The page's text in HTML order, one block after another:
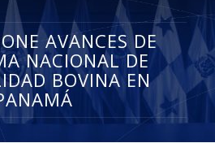
AVANCES DE
NACIONAL DE
BOVINA EN